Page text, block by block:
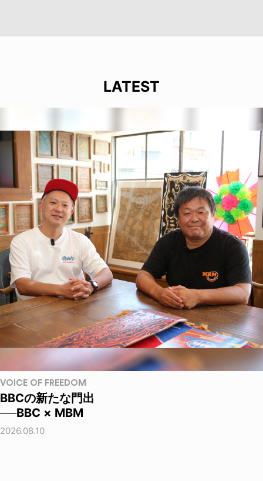
LATEST
VOICE OF FREEDOM
BBCの新たな門出
──BBC × MBM
2026.08.10